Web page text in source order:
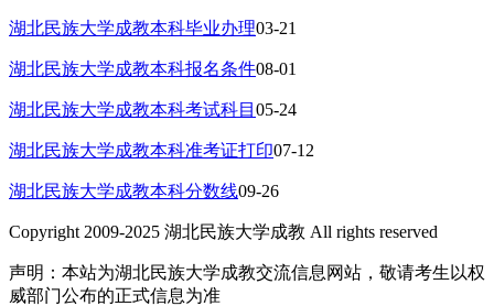
湖北民族大学成教本科毕业办理03-21
湖北民族大学成教本科报名条件08-01
湖北民族大学成教本科考试科目 05-24
湖北民族大学成教本科准考证打印07-12
湖北民族大学成教本科分数线09-26
Copyright 2009-2025 湖北民族大学成教 All rights reserved
声明：本站为湖北民族大学成教交流信息网站，敬请考生以权
威部门公布的正式信息为准